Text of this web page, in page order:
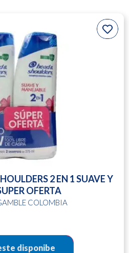
2 EN 1 SUAVE Y
OFERTA
COLOMBIA